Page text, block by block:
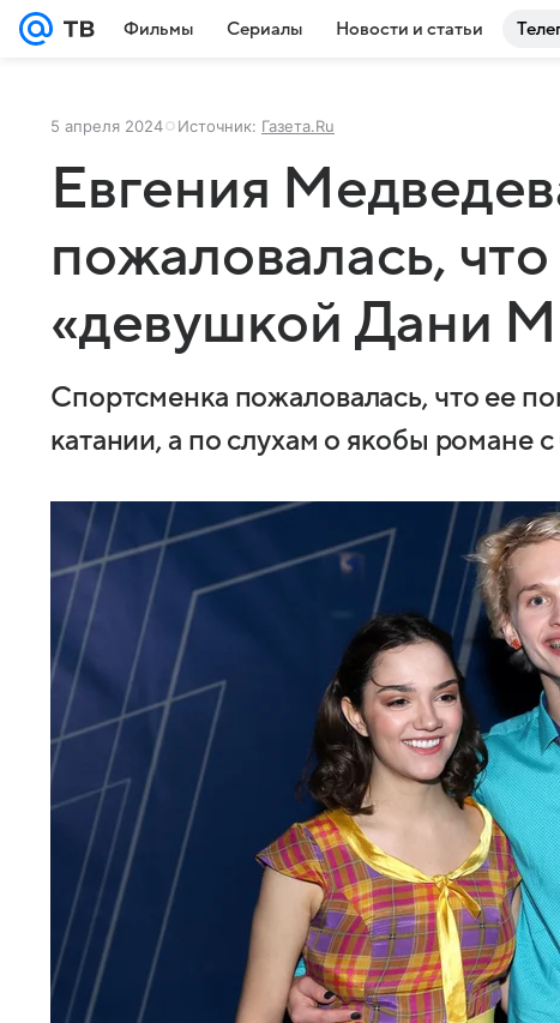
Фильмы Сериалы Новости и статьи
5 апреля 2024 Источник: Газета.Ru
Евгения
пожаловалась,
«девушкой Дани
Спортсменка пожаловалась, что ее
катании, а по слухам о якобы романе